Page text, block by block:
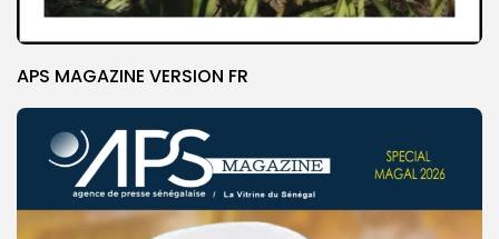
APS MAGAZINE VERSION FR